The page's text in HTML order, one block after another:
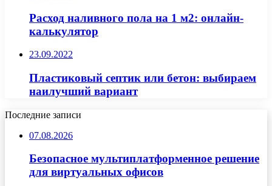
Расход наливного пола на 1 м2: онлайн-
калькулятор
23.09.2022
Пластиковый септик или бетон: выбираем
наилучший вариант
Последние записи
07.08.2026
Безопасное мультиплатформенное решение
для виртуальных офисов